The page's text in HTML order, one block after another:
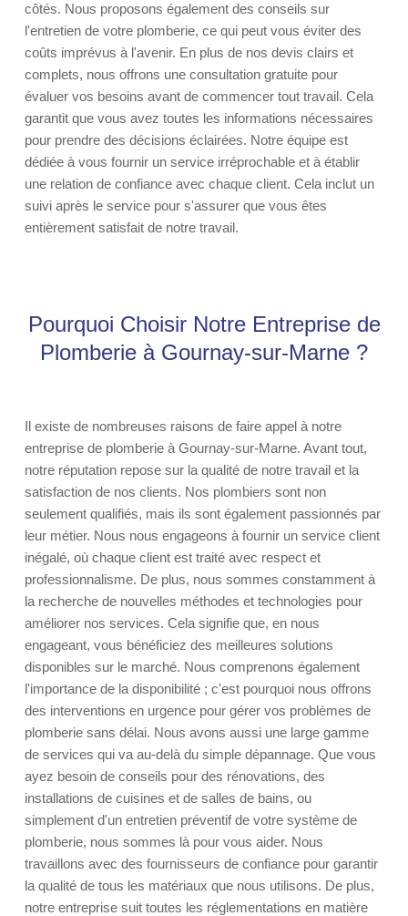
côtés. Nous proposons également des conseils sur
l'entretien de votre plomberie, ce qui peut vous éviter des
coûts imprévus à l'avenir. En plus de nos devis clairs et
complets, nous offrons une consultation gratuite pour
évaluer vos besoins avant de commencer tout travail. Cela
garantit que vous avez toutes les informations nécessaires
pour prendre des décisions éclairées. Notre équipe est
dédiée à vous fournir un service irréprochable et à établir
une relation de confiance avec chaque client. Cela inclut un
suivi après le service pour s'assurer que vous êtes
entièrement satisfait de notre travail.
Pourquoi Choisir Notre Entreprise de
Plomberie à Gournay-sur-Marne ?
Il existe de nombreuses raisons de faire appel à notre
entreprise de plomberie à Gournay-sur-Marne. Avant tout,
notre réputation repose sur la qualité de notre travail et la
satisfaction de nos clients. Nos plombiers sont non
seulement qualifiés, mais ils sont également passionnés par
leur métier. Nous nous engageons à fournir un service client
inégalé, où chaque client est traité avec respect et
professionnalisme. De plus, nous sommes constamment à
la recherche de nouvelles méthodes et technologies pour
améliorer nos services. Cela signifie que, en nous
engageant, vous bénéficiez des meilleures solutions
disponibles sur le marché. Nous comprenons également
l'importance de la disponibilité ; c'est pourquoi nous offrons
des interventions en urgence pour gérer vos problèmes de
plomberie sans délai. Nous avons aussi une large gamme
de services qui va au-delà du simple dépannage. Que vous
ayez besoin de conseils pour des rénovations, des
installations de cuisines et de salles de bains, ou
simplement d'un entretien préventif de votre système de
plomberie, nous sommes là pour vous aider. Nous
travaillons avec des fournisseurs de confiance pour garantir
la qualité de tous les matériaux que nous utilisons. De plus,
notre entreprise suit toutes les réglementations en matière